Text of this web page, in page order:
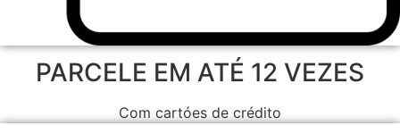
PARCELE EM ATÉ 12 VEZES
Com cartóes de crédito